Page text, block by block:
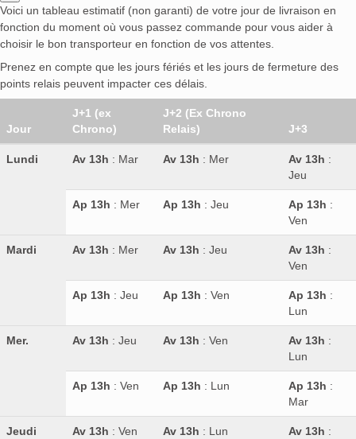
Voici un tableau estimatif (non garanti) de votre jour de livraison en
fonction du moment où vous passez commande pour vous aider à
choisir le bon transporteur en fonction de vos attentes.
Prenez en compte que les jours fériés et les jours de fermeture des
points relais peuvent impacter ces délais.
Jour
J+1 (ex
Chrono)
J+2 (Ex Chrono
Relais)
J+3
Lundi Av 13h : Mar Av 13h : Mer Av 13h :
Jeu
Ap 13h : Mer Ap 13h : Jeu Ap 13h :
Ven
Mardi Av 13h : Mer Av 13h : Jeu Av 13h :
Ven
Ap 13h : Jeu Ap 13h : Ven Ap 13h :
Lun
Mer. Av 13h : Jeu Av 13h : Ven Av 13h :
Lun
Ap 13h : Ven Ap 13h : Lun Ap 13h :
Mar
Jeudi Av 13h : Ven Av 13h : Lun Av 13h :